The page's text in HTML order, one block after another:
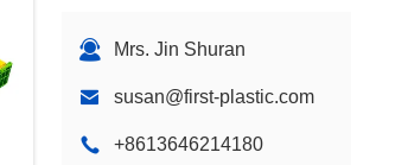
Mrs. Jin Shuran
susan@first-plastic.com
+8613646214180